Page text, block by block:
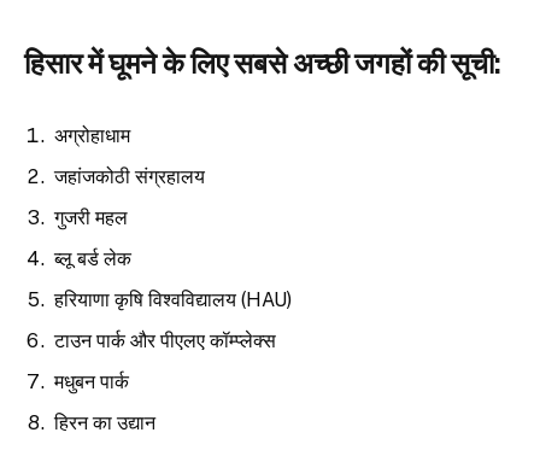
हिसार में घूमने के लिए सबसे अच्छी जगहों की सूची:
अग्रोहाधाम
जहांजकोठी संग्रहालय
गुजरी महल
ब्लू बर्ड लेक
हरियाणा कृषि विश्वविद्यालय (HAU)
टाउन पार्क और पीएलए कॉम्प्लेक्स
मधुबन पार्क
हिरन का उद्यान